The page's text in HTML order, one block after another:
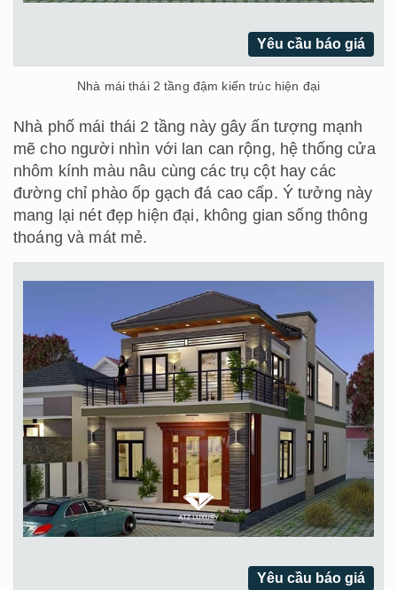
Yêu cầu báo giá
Nhà mái thái 2 tầng đậm kiến trúc hiện đại
Nhà phố mái thái 2 tầng này gây ấn tượng mạnh
mẽ cho người nhìn với lan can rộng, hệ thống cửa
nhôm kính màu nâu cùng các trụ cột hay các
đường chỉ phào ốp gạch đá cao cấp. Ý tưởng này
mang lại nét đẹp hiện đại, không gian sống thông
thoáng và mát mẻ.
Yêu cầu báo giá